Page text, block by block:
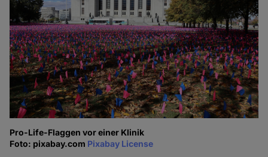
Pro-Life-Flaggen vor einer Klinik
Foto: pixabay.com Pixabay License